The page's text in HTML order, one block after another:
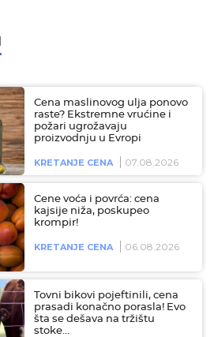
Cena maslinovog ulja ponovo
raste? Ekstremne vrućine i
požari ugrožavaju
proizvodnju u Evropi
KRETANJE CENA 07.08.2026
Cene voća i povrća: cena
kajsije niža, poskupeo
krompir!
KRETANJE CENA 06.08.2026
Tovni bikovi pojeftinili, cena
prasadi konačno porasla! Evo
šta se dešava na tržištu
stoke…